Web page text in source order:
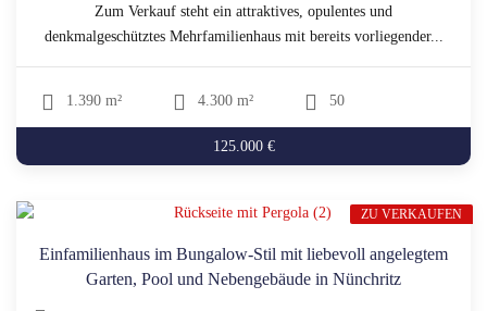
Zum Verkauf steht ein attraktives, opulentes und
denkmalgeschütztes Mehrfamilienhaus mit bereits vorliegender...
1.390 m² 4.300 m² 50
125.000 €
Einfamilienhaus im Bungalow-Stil mit liebevoll angelegtem
Garten, Pool und Nebengebäude in Nünchritz
ZU VERKAUFEN